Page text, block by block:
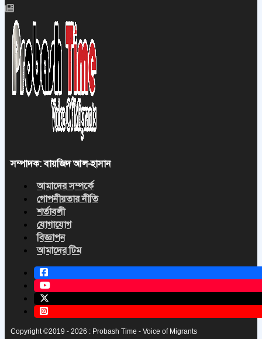
সম্পাদক: বায়জিদ আল-হাসান
আমাদের সম্পর্কে
গোপনীয়তার নীতি
শর্তাবলী
যোগাযোগ
বিজ্ঞাপন
আমাদের টিম
Copyright ©2019 - 2026 : Probash Time - Voice of Migrants